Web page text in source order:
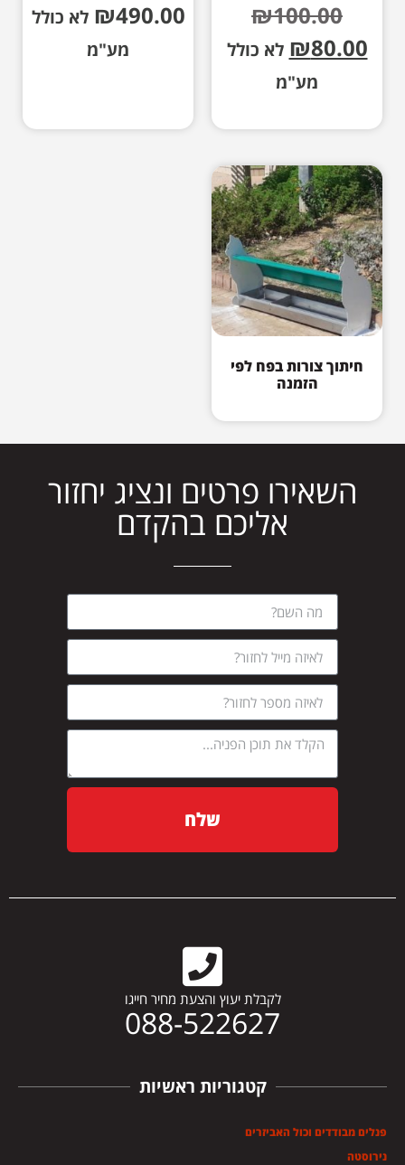
₪100.00
₪80.00
לא כולל
מע"מ
₪490.00
לא כולל
מע"מ
חיתוך צורות בפח לפי
הזמנה
השאירו פרטים ונציג יחזור
אליכם בהקדם
שלח
לקבלת יעוץ והצעת מחיר חייגו
088-522627
קטגוריות ראשיות
פנלים מבודדים וכול האביזרים
נירוסטה